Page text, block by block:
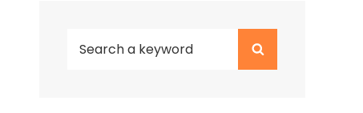
Search